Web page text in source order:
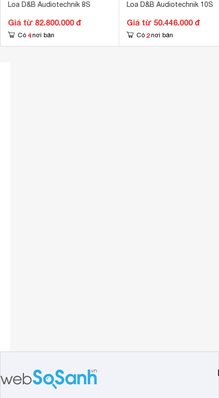
Loa D&B Audiotechnik 8S
Giá từ 82.800.000 đ
Có 4 nơi bán
Loa D&B Audiotechnik 10S
Giá từ 50.446.000 đ
Có 2 nơi bán